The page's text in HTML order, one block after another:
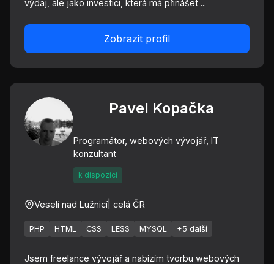
výdaj, ale jako investici, která má přinášet ...
Zobrazit profil
Pavel Kopačka
Programátor, webových vývojář, IT
konzultant
k dispozici
Veselí nad Lužnicí | celá ČR
PHP HTML CSS LESS MYSQL +5 další
Jsem freelance vývojář a nabízím tvorbu webových